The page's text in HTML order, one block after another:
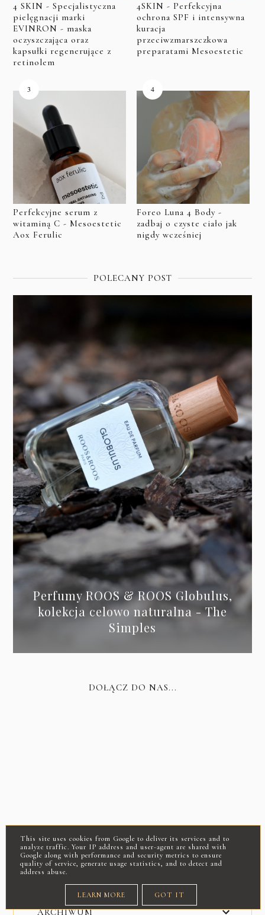
4 SKIN - Specjalistyczna
pielęgnacji marki
EVINRON - maska
oczyszczająca oraz
kapsułki regenerujące z
retinolem
4SKIN - Perfekcyjna
ochrona SPF i intensywna
kuracja
przeciwzmarszczkowa
preparatami Mesoestetic
Perfekcyjne serum z
witaminą C - Mesoestetic
Aox Ferulic
Foreo Luna 4 Body -
zadbaj o czyste ciało jak
nigdy wcześniej
POLECANY POST
Perfumy ROOS & ROOS Globulus,
kolekcja celowo naturalna - The
Simples
DOŁĄCZ DO NAS...
ARCHIWUM
This site uses cookies from Google to deliver its services and to
analyze traffic. Your IP address and user-agent are shared with
Google along with performance and security metrics to ensure
quality of service, generate usage statistics, and to detect and
address abuse.
LEARN MORE GOT IT